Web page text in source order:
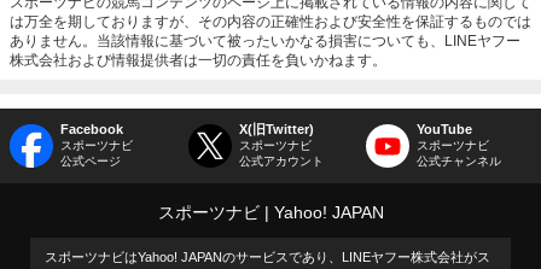
は万全を期しておりますが、その内容の正確性および安全性を保証するものでは
ありません。当該情報に基づいて被ったいかなる損害についても、LINEヤフー
株式会社および情報提供者は一切の責任を負いかねます。
Facebook
スポーツナビ
公式ページ
X(旧Twitter)
スポーツナビ
公式アカウント
YouTube
スポーツナビ
公式チャンネル
スポーツナビ Yahoo! JAPAN
スポーツナビはYahoo! JAPANのサービスであり、LINEヤフー株式会社がス